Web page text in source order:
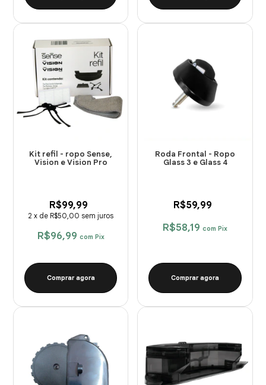
Kit refil - ropo Sense,
Vision e Vision Pro
R$99,99
R$96,99 com Pix
2 x de R$50,00 sem juros
Comprar agora
Roda Frontal - Ropo
Glass 3 e Glass 4
R$59,99
R$58,19com Pix
Comprar agora